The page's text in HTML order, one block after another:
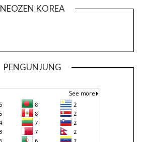
NEOZEN KOREA
PENGUNJUNG